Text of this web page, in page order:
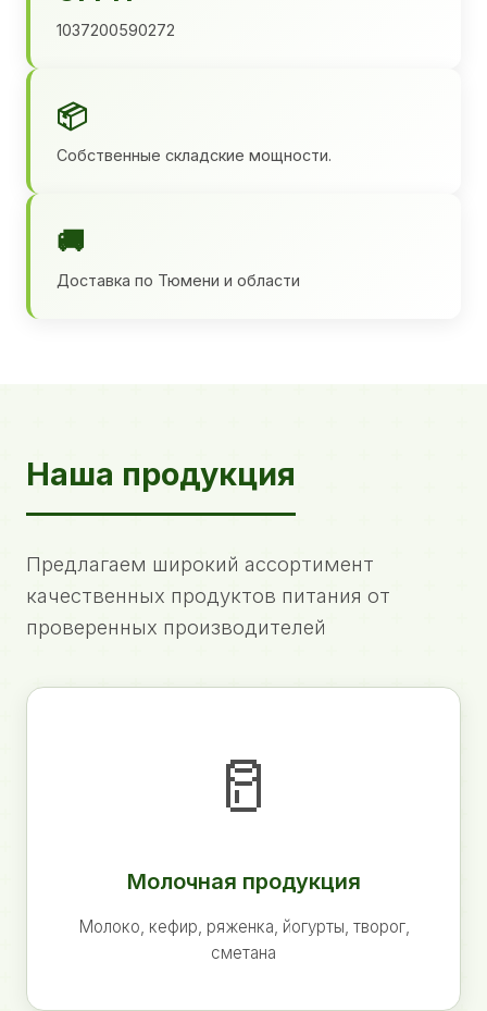
1037200590272
📦
Собственные складские мощности.
🚚
Доставка по Тюмени и области
Наша продукция
Предлагаем широкий ассортимент
качественных продуктов питания от
проверенных производителей
🥛
Молочная продукция
Молоко, кефир, ряженка, йогурты, творог,
сметана